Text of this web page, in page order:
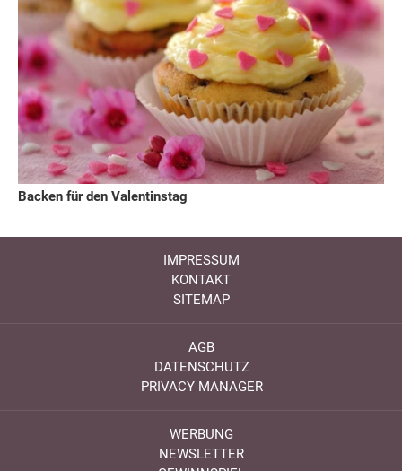
Backen für den Valentinstag
IMPRESSUM
KONTAKT
SITEMAP
AGB
DATENSCHUTZ
PRIVACY MANAGER
WERBUNG
NEWSLETTER